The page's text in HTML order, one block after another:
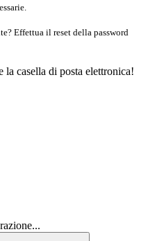
Effettua il reset della password
casella di posta elettronica!